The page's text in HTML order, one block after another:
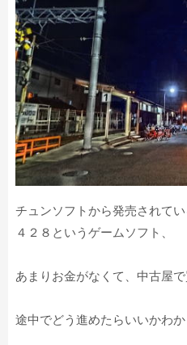
チュンソフトから発売されてい
４２８というゲームソフト、
あまりお金がなくて、中古屋で
途中でどう進めたらいいかわ